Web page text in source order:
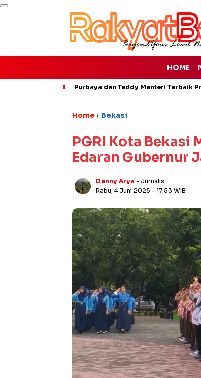
HOME
Purbaya dan Teddy Menteri Terbaik
Home / Bekasi
PGRI Kota Bekasi
Edaran Gubernur
Denny Arya - Jurnalis
Rabu, 4 Juni 2025 - 17:53 WIB